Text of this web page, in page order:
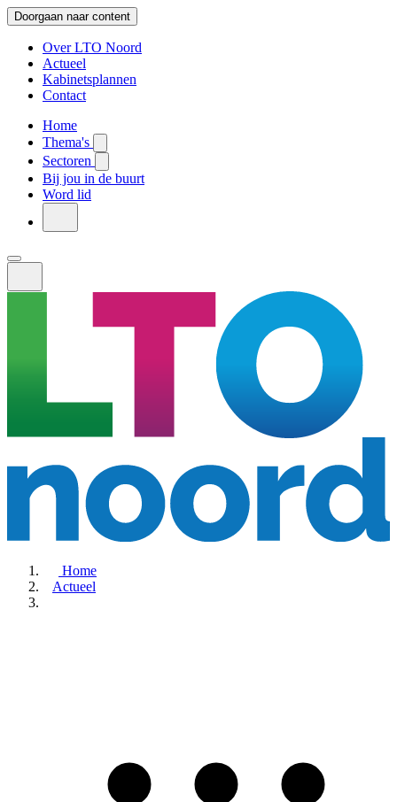
Doorgaan naar content
Over LTO Noord
Actueel
Kabinetsplannen
Contact
Home
Thema's
Sectoren
Bij jou in de buurt
Word lid
Home
Actueel